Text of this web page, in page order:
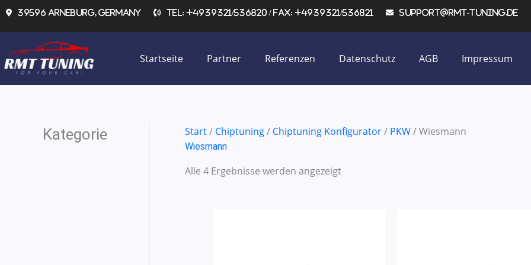
Zum39596 Arneburg, Germany Tel: +4939321/536820 / Fax: +4939321/536821 support@rmt-tuning.de
Startseite Partner Referenzen Datenschutz AGB Impressum
Kategorie Start/ Chiptuning/ Chiptuning Konfigurator/ PKW/ Wiesmann
Wiesmann
Alle 4 Ergebnisse werden angezeigt